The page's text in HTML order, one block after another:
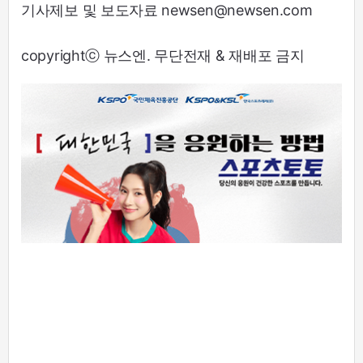
기사제보 및 보도자료 newsen@newsen.com
copyrightⓒ 뉴스엔. 무단전재 & 재배포 금지